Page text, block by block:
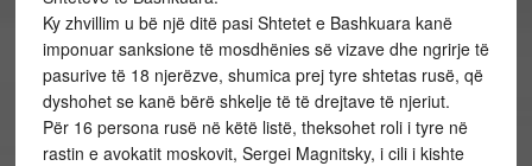
Ky zhvillim u bë një ditë pasi Shtetet e Bashkuara kanë
imponuar sanksione të mosdhënies së vizave dhe ngrirje të
pasurive të 18 njerëzve, shumica prej tyre shtetas rusë, që
dyshohet se kanë bërë shkelje të të drejtave të njeriut.
Për 16 persona rusë në këtë listë, theksohet roli i tyre në
rastin e avokatit moskovit, Sergei Magnitsky, i cili i kishte